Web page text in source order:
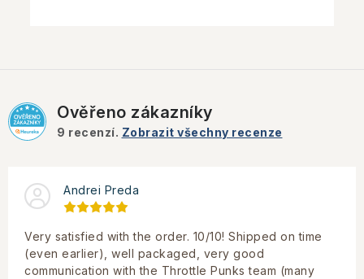
Ověřeno zákazníky
9 recenzí. Zobrazit všechny recenze
Andrei Preda
Very satisfied with the order. 10/10! Shipped on time
(even earlier), well packaged, very good
communication with the Throttle Punks team (many